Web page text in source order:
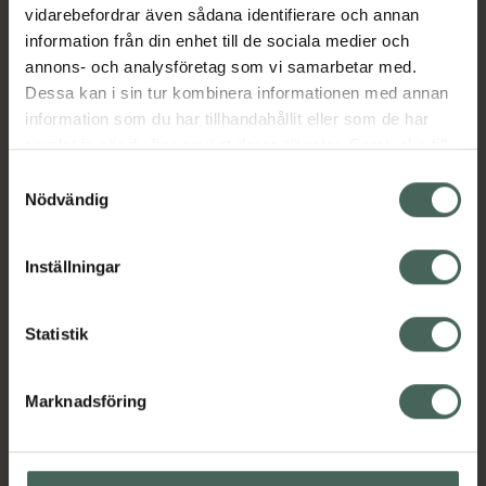
vidarebefordrar även sådana identifierare och annan
information från din enhet till de sociala medier och
annons- och analysföretag som vi samarbetar med.
Dessa kan i sin tur kombinera informationen med annan
information som du har tillhandahållit eller som de har
samlat in när du har använt deras tjänster. Samtycke till
återkalla ditt samtycke via webbplatsens
cookieinställningar. Ett återkallat samtycke påverkar inte
lagligheten av behandling som skett innan återkallelsen.
Nödvändig
Inställningar
Statistik
Marknadsföring
EAN:07350082080661
Kategorier:
Dofter och ljus Hem och hushåll Inredning
Omdömen Visa
Upptäck flera produkter inom
Dofter och ljus
Hem och hushåll